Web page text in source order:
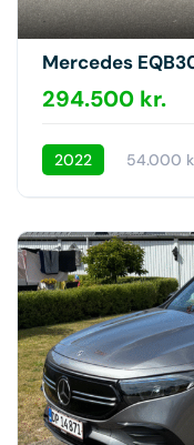
Mercedes
294.500 kr.
2022 54.000